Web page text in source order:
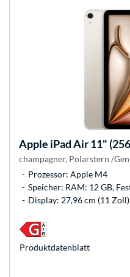
Apple iPad Air 11"
champagner, Polarstern /
Prozessor: Apple M4
Speicher: RAM: 12 GB,
Display: 27,96 cm (11 Zoll)
Produkt­datenblatt